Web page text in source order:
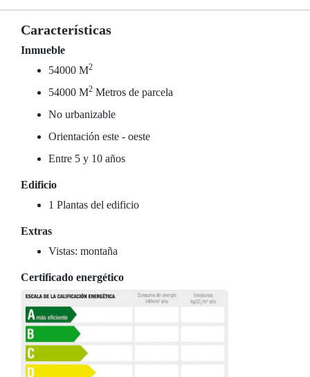
Características
Inmueble
54000 M2
54000 M2 Metros de parcela
No urbanizable
Orientación este - oeste
Entre 5 y 10 años
Edificio
1 Plantas del edificio
Extras
Vistas: montaña
Certificado energético